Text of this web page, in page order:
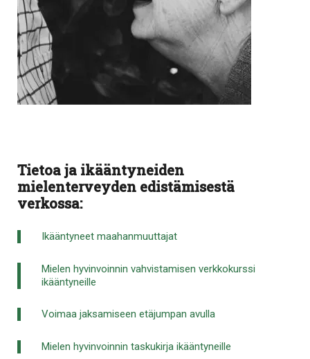
Tietoa ja ikääntyneiden
mielenterveyden edistämisestä
verkossa:
Ikääntyneet maahanmuuttajat
Mielen hyvinvoinnin vahvistamisen verkkokurssi
ikääntyneille
Voimaa jaksamiseen etäjumpan avulla
Mielen hyvinvoinnin taskukirja ikääntyneille